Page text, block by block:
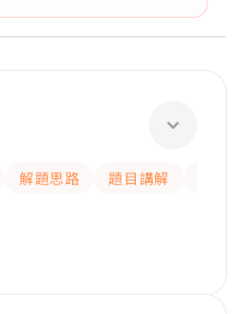
解題思路 題目講解